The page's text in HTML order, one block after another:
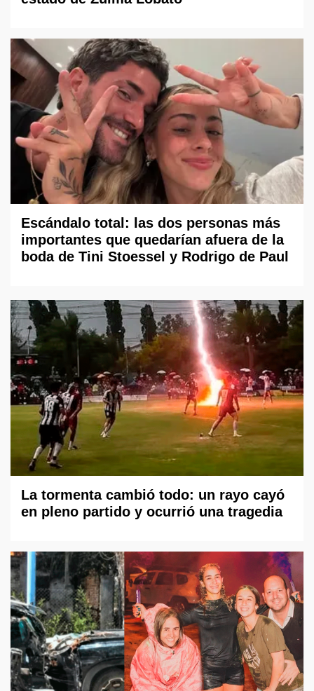
Escándalo total: las dos personas más
importantes que quedarían afuera de la
boda de Tini Stoessel y Rodrigo de Paul
La tormenta cambió todo: un rayo cayó
en pleno partido y ocurrió una tragedia